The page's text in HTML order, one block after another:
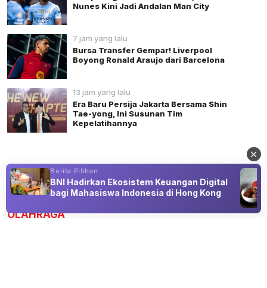
Nunes Kini Jadi Andalan Man City
7 jam yang lalu
Bursa Transfer Gempar! Liverpool
Boyong Ronald Araujo dari Barcelona
13 jam yang lalu
Era Baru Persija Jakarta Bersama Shin
Tae-yong, Ini Susunan Tim
Kepelatihannya
Advertisement
OLAHRAGA
Berita Pilihan
BNI Hadirkan Ekosistem Keuangan Digital
bagi Mahasiswa Indonesia di Hong Kong